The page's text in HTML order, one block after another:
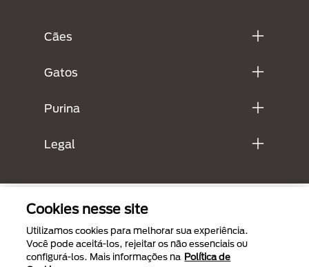
Cães
Gatos
Purina
Legal
Cookies nesse site
Utilizamos cookies para melhorar sua experiência.
Você pode aceitá-los, rejeitar os não essenciais ou
configurá-los. Mais informações na Política de